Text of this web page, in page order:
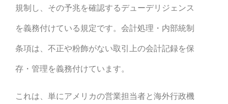
規制し、その予兆を確認するデューデリジェンス
を義務付けている規定です。会計処理・内部統制
条項は、不正や粉飾がない取引上の会計記録を保
存・管理を義務付けています。
これは、単にアメリカの営業担当者と海外行政機